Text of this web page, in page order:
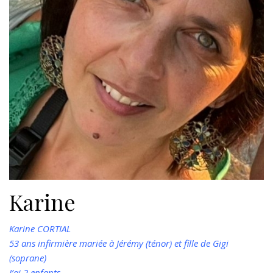
Karine
Karine CORTIAL
53 ans infirmière mariée à Jérémy (ténor) et fille de Gigi
(soprane)